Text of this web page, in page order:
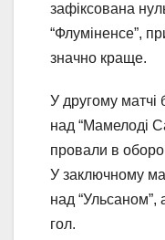
зафіксована
“Флуміненсе”,
значно краще.
У другому
над “Мамелоді
провали в
У заключному
над “Ульсаном”,
гол.